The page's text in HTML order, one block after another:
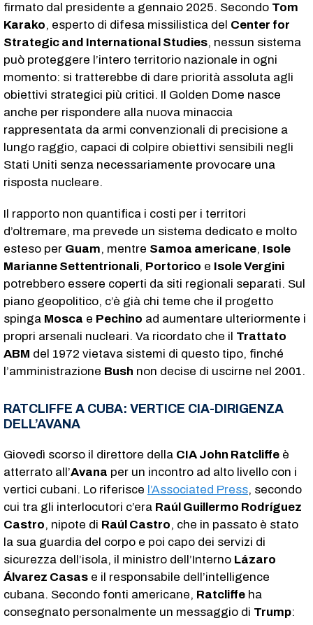
firmato dal presidente a gennaio 2025. Secondo Tom
Karako, esperto di difesa missilistica del Center for
Strategic and International Studies, nessun sistema
può proteggere l’intero territorio nazionale in ogni
momento: si tratterebbe di dare priorità assoluta agli
obiettivi strategici più critici. Il Golden Dome nasce
anche per rispondere alla nuova minaccia
rappresentata da armi convenzionali di precisione a
lungo raggio, capaci di colpire obiettivi sensibili negli
Stati Uniti senza necessariamente provocare una
risposta nucleare.
Il rapporto non quantifica i costi per i territori
d’oltremare, ma prevede un sistema dedicato e molto
esteso per Guam, mentre Samoa americane, Isole
Marianne Settentrionali, Portorico e Isole Vergini
potrebbero essere coperti da siti regionali separati. Sul
piano geopolitico, c’è già chi teme che il progetto
spinga Mosca e Pechino ad aumentare ulteriormente i
propri arsenali nucleari. Va ricordato che il Trattato
ABM del 1972 vietava sistemi di questo tipo, finché
l’amministrazione Bush non decise di uscirne nel 2001.
RATCLIFFE A CUBA: VERTICE CIA-DIRIGENZA
DELL’AVANA
Giovedì scorso il direttore della CIA John Ratcliffe è
atterrato all’Avana per un incontro ad alto livello con i
vertici cubani. Lo riferisce l’Associated Press, secondo
cui tra gli interlocutori c’era Raúl Guillermo Rodríguez
Castro, nipote di Raúl Castro, che in passato è stato
la sua guardia del corpo e poi capo dei servizi di
sicurezza dell’isola, il ministro dell’Interno Lázaro
Álvarez Casas e il responsabile dell’intelligence
cubana. Secondo fonti americane, Ratcliffe ha
consegnato personalmente un messaggio di Trump: